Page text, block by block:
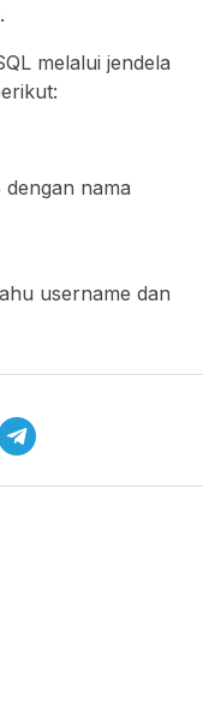
melalui jendela
nama
username dan